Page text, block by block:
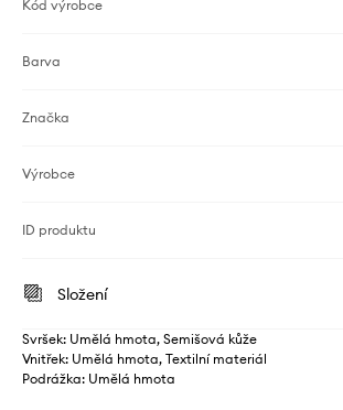
Kód výrobce
Barva
Značka
Výrobce
ID produktu
Složení
Svršek: Umělá hmota, Semišová kůže
Vnitřek: Umělá hmota, Textilní materiál
Podrážka: Umělá hmota